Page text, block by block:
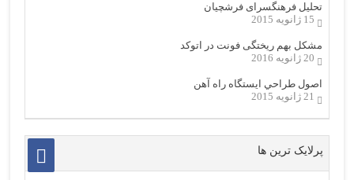
تحلیل فرهنگسرای فرشچیان
15 ژانویه 2015
مشکل بهم ریختگی فونت در اتوکد
20 ژانویه 2016
اصول طراحي ایستگاه راه آهن
21 ژانویه 2015
پرلایک ترین ها